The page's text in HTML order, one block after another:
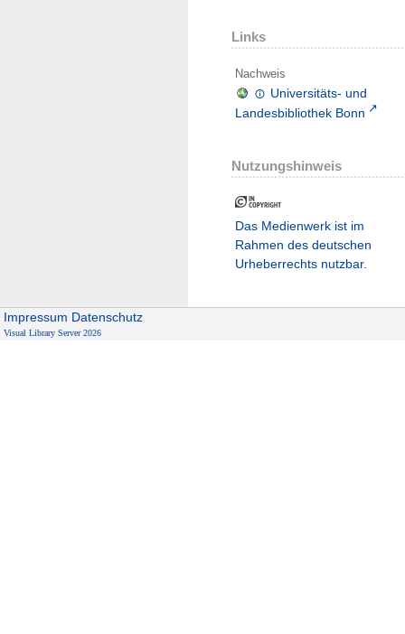
Links
Nachweis
Universitäts- und
Landesbibliothek Bonn
Nutzungshinweis
Das Medienwerk ist im
Rahmen des deutschen
Urheberrechts nutzbar.
Impressum Datenschutz
Visual Library Server 2026